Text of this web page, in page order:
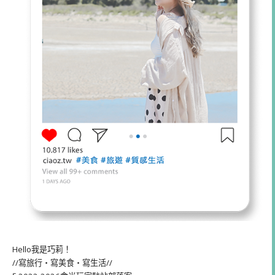
Hello我是巧莉！
//寫旅行・寫美食・寫生活//